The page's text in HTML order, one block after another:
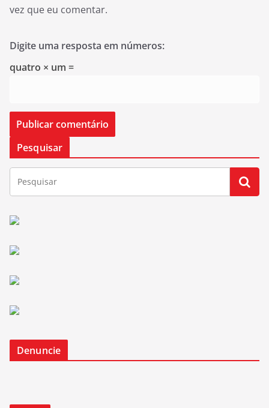
vez que eu comentar.
Digite uma resposta em números:
quatro × um =
Pesquisar
Denuncie